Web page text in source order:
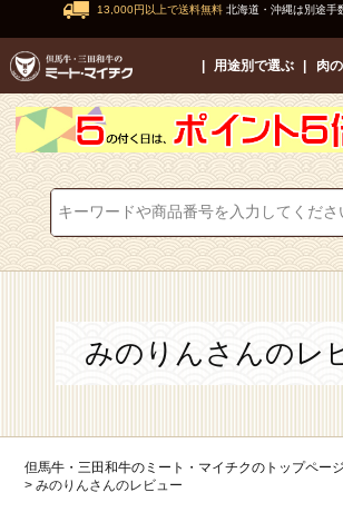
13,000円以上で送料無料 北海道・沖縄は別途手
用途別で選ぶ 肉
みのりんさんのレ
但馬牛・三田和牛のミート・マイチクのトップページ
みのりんさんのレビュー